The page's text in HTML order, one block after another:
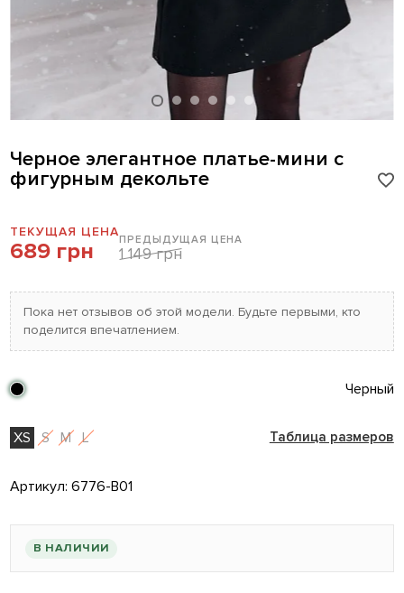
Черное элегантное платье-мини с
фигурным декольте
ТЕКУЩАЯ ЦЕНА
689 грн ПРЕДЫДУЩАЯ ЦЕНА
1 149 грн
Пока нет отзывов об этой модели. Будьте первыми, кто
поделится впечатлением.
Черный
XS S M L Таблица размеров
Артикул:6776-B01
В НАЛИЧИИ